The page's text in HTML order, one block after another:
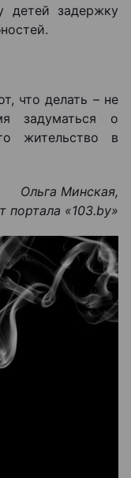
детей задержку
что делать – не
задуматься о
жительство в
Ольга Минская,
портала «103.by»